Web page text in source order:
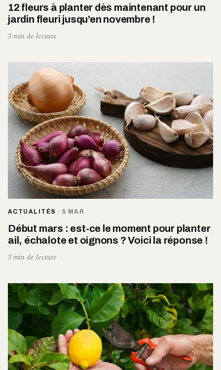
12 fleurs à planter dès maintenant pour un
jardin fleuri jusqu’en novembre !
3 min de lecture
ACTUALITÉS · 5 MAR
Début mars : est-ce le moment pour planter
ail, échalote et oignons ? Voici la réponse !
3 min de lecture